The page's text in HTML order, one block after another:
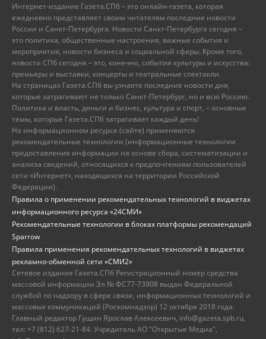
Интернет-издание Газета.СПб – это онлайн-газета, которая
ежедневно представляет своим читателям последние новости
России и Санкт-Петербурга. Новости Санкт-Петербурга сегодня –
это политика, общественные настроения, важные события и
мероприятия, новости бизнеса и социальной сферы. Кроме того,
новости СПб сегодня – это, конечно, события культуры и искусства:
премьеры и выставки, концерты и театральные спектакли.
На страницах Газета.СПб вы узнаете последние новости дня,
которые затрагивают не только Санкт-Петербург, но и всю Россию.
Политика и власть, деньги и бизнес, культура и спорт, – основные
темы, которые Газета.СПб затрагивает каждый день!
На информационном ресурсе (сайте) применяются
рекомендательные технологии (информационные технологии
предоставления информации на основе сбора, систематизации и
анализа сведений, относящихся к предпочтениям пользователей
сети «Интернет», находящихся на территории Российской
Федерации).
Правила о применении рекомендательных технологий в виджетах
информационного ресурса «24СМИ»
Рекомендательные технологии в блоках платформы рекомендаций
Sparrow
Правила применения рекомендательных технологий в виджетах
рекламно-обменной сети «СМИ2»
Сетевое издание Газета.СПб Регистрационный номер средства
массовой информации Эл № ФС77-73908 выдан Федеральной
службой по надзору в сфере связи, информационных технологий и
массовых коммуникаций (Роскомнадзор) 12 октября 2018 года.
Главный редактор Гущин Ярослав Алексеевич, info@gazeta.spb.ru,
тел: +7 (812) 627-21-84. Учредитель АО "Открытые Медиа",